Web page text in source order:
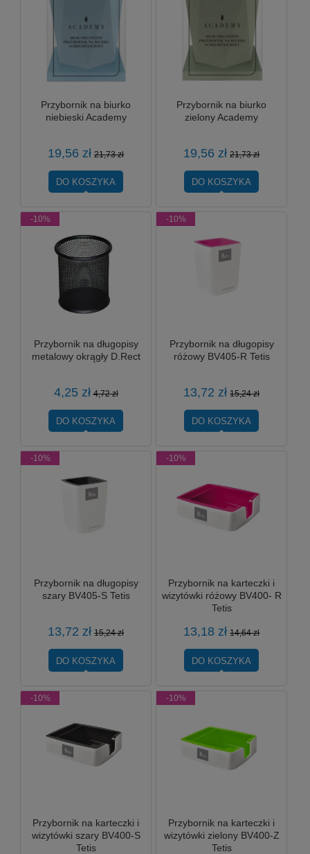
Przybornik na biurko
niebieski Academy
19,56 zł 21,73 zł
DO KOSZYKA
Przybornik na biurko
zielony Academy
19,56 zł 21,73 zł
DO KOSZYKA
Przybornik na długopisy
metalowy okrągły D.Rect
4,25 zł 4,72 zł
DO KOSZYKA
-10%
Przybornik na długopisy
różowy BV405-R Tetis
13,72 zł 15,24 zł
DO KOSZYKA
-10%
Przybornik na długopisy
szary BV405-S Tetis
13,72 zł 15,24 zł
DO KOSZYKA
-10%
Przybornik na karteczki i
wizytówki różowy BV400- R
Tetis
13,18 zł 14,64 zł
DO KOSZYKA
-10%
Przybornik na karteczki i
wizytówki szary BV400-S
Tetis
-10%
Przybornik na karteczki i
wizytówki zielony BV400-Z
Tetis
-10%